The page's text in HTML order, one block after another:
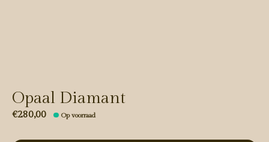
Opaal Diamant
€280,00 Op voorraad